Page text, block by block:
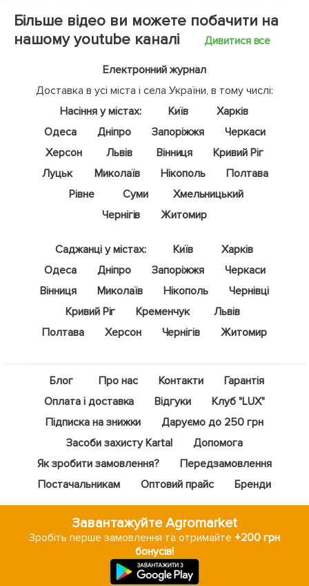
Більше відео ви можете побачити на
нашому youtube каналі
Дивитися все
Електронний журнал
Доставка в усі міста і села України, в тому числі:
Насіння у містах:
Київ
Харків
Одеса
Дніпро Запоріжжя
Черкаси
Херсон
Львів Вінниця
Кривий Ріг
Луцьк
Миколаїв Нікополь
Полтава
Рівне
Суми
Хмельницький
Чернігів
Житомир
Саджанці у містах: Київ
Харків
Одеса
Дніпро Запоріжжя
Черкаси
Вінниця
Миколаїв Нікополь
Чернівці
Кривий Ріг
Кременчук
Львів
Полтава
Херсон Чернігів Житомир
Блог Про нас Контакти
Гарантія
Оплата і доставка
Відгуки
Клуб "LUX"
Підписка на знижки
Даруємо до 250 грн
Засоби захисту Kartal
Допомога
Як зробити замовлення?
Передзамовлення
Постачальникам
Оптовий прайс Бренди
Завантажуйте Agromarket
Зробіть перше замовлення та отримайте+200 грн
бонусів!